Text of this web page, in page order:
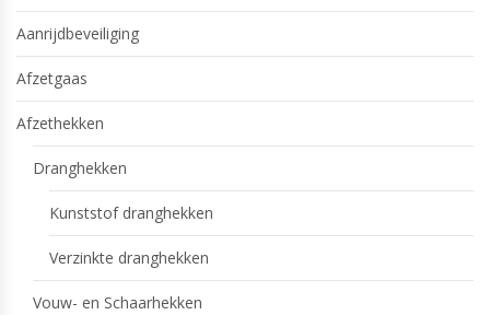
Aanrijdbeveiliging
Afzetgaas
Afzethekken
Dranghekken
Kunststof dranghekken
Verzinkte dranghekken
Vouw- en Schaarhekken